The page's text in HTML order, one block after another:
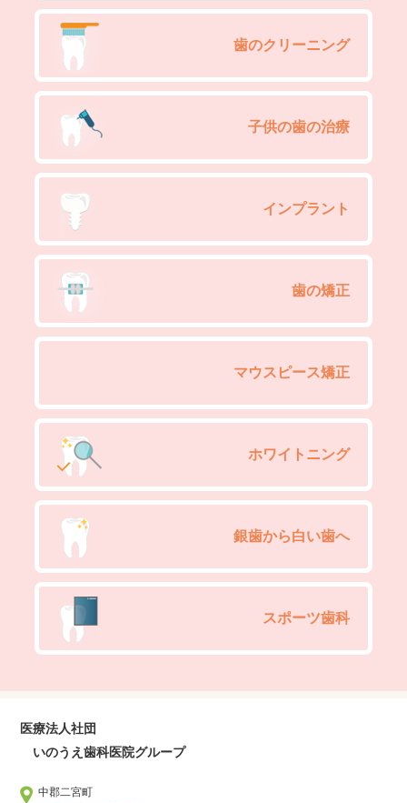
歯のクリーニング
子供の歯の治療
インプラント
歯の矯正
マウスピース矯正
ホワイトニング
銀歯から白い歯へ
スポーツ歯科
医療法人社団
いのうえ歯科医院グループ
中郡二宮町